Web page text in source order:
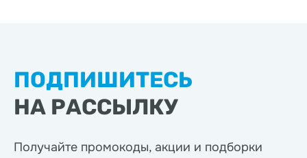
ПОДПИШИТЕСЬ
НА РАССЫЛКУ
Получайте промокоды, акции и подборки